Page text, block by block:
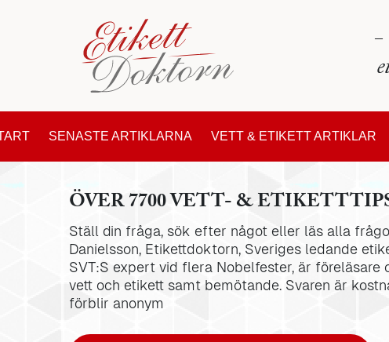
-
SENASTE ARTIKLARNA VETT & ETIKETT ARTIKLAR
ÖVER 7700 VETT- &
Ställ din fråga, sök efter något eller läs alla
Danielsson, Etikettdoktorn, Sveriges ledande
SVT:S expert vid flera Nobelfester, är föreläsare
vett och etikett samt bemötande. Svaren är
förblir anonym